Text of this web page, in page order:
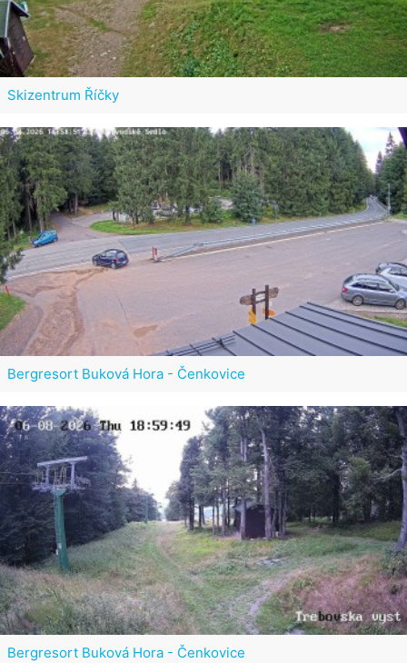
Skizentrum Říčky
Bergresort Buková Hora - Čenkovice
Bergresort Buková Hora - Čenkovice